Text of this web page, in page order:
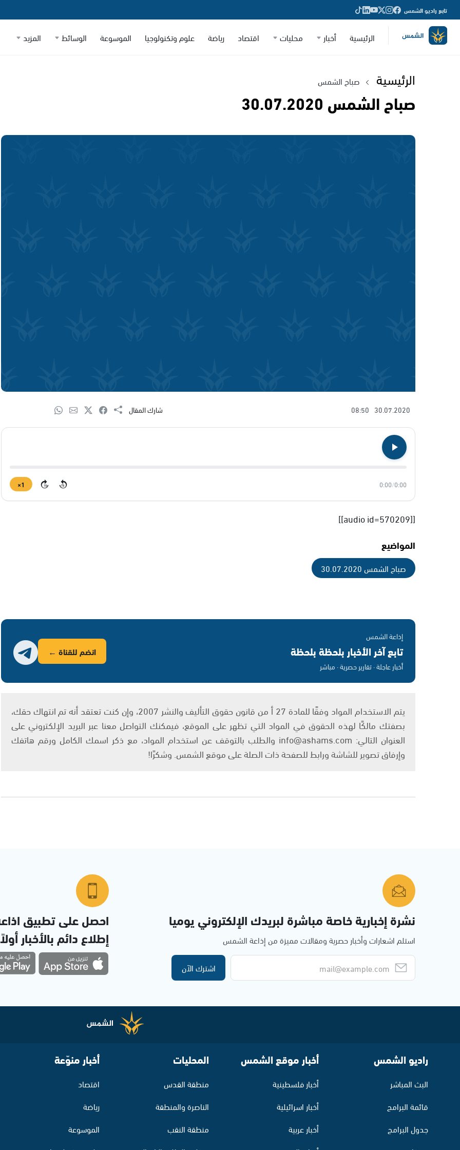
تابع راديو الشمس
الرئيسية أخبار محليات اقتصاد رياضة علوم وتكنولوجيا الموسوعة الوسائط المزيد
الرئيسية صباح الشمس
صباح الشمس 30.07.2020
30.07.2020
08:50 شارك المقال
0:00
/
0:00
15
15
1×
[[audio id=570209]]
المواضيع
صباح الشمس 30.07.2020
إذاعة الشمس
تابع آخر الأخبار بلحظة بلحظة
أخبار عاجلة · تقارير حصرية · مباشر
انضم للقناة ←
يتم الاستخدام المواد وفقًا للمادة 27 أ من قانون حقوق التأليف والنشر 2007، وإن كنت تعتقد أنه تم انتهاك حقك،
بصفتك مالكًا لهذه الحقوق في المواد التي تظهر على الموقع، فيمكنك التواصل معنا عبر البريد الإلكتروني على
العنوان التالي: info@ashams.com والطلب بالتوقف عن استخدام المواد، مع ذكر اسمك الكامل ورقم هاتفك
وإرفاق تصوير للشاشة ورابط للصفحة ذات الصلة على موقع الشمس. وشكرًا!
نشرة إخبارية خاصة مباشرة لبريدك الإلكتروني يوميا
استلم اشعارات وأخبار حصرية ومقالات مميزة من إذاعة الشمس
اشترك الآن
احصل على تطبيق
إطلاع دائم بالأخبار
راديو الشمس
البث المباشر
قائمة البرامج
جدول البرامج
أخبار موقع الشمس
أخبار فلسطينية
أخبار اسرائيلية
أخبار عربية
المحليات
منطقة القدس
الناصرة والمنطقة
منطقة النقب
أخبار منوّعة
اقتصاد
رياضة
الموسوعة